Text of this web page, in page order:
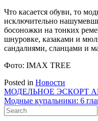
Что касается обуви, то
исключительно
босоножки на тонких
шнуровке, казаками и
сандалиями, сланцами и
Фото: IMAX TREE
Posted in Новости
Навигация
по
МОДЕЛЬНОЕ ЭСКОРТ
Модные купальники: 6
Search
for: